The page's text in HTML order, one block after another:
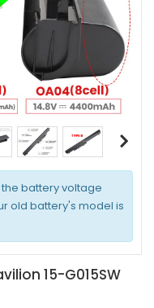
battery voltage
old battery's model is
15-G015SW